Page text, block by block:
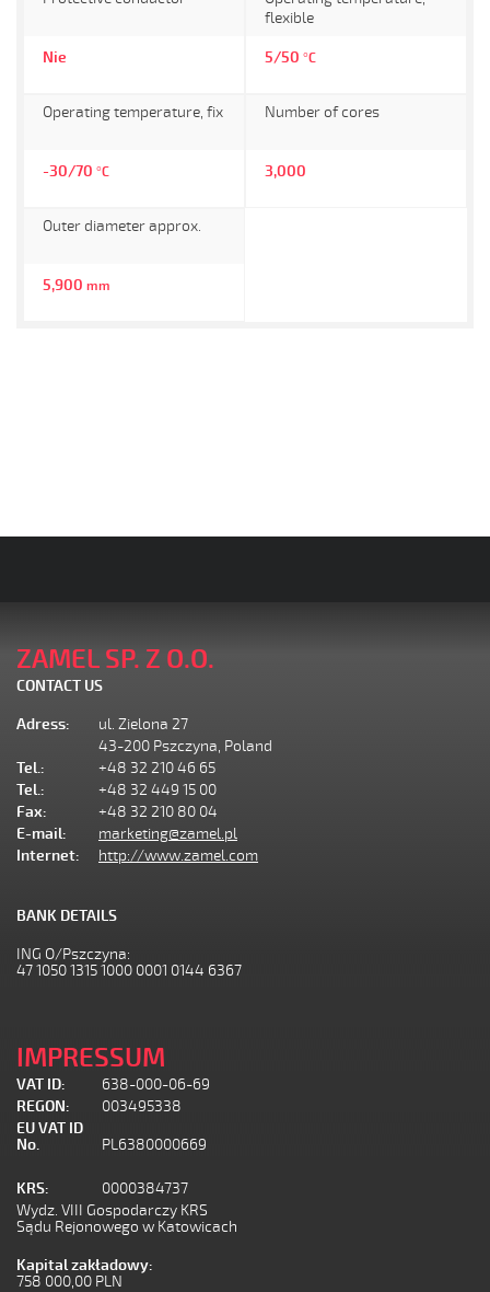
Nie
flexible
5/50 °C
Operating temperature, fix
-30/70 °C
Number of cores
3,000
Outer diameter approx.
5,900 mm
ZAMEL SP. Z O.O.
CONTACT US
Adress:
ul. Zielona 27
43-200 Pszczyna, Poland
Tel.:
+48 32 210 46 65
Tel.:
+48 32 449 15 00
Fax:
+48 32 210 80 04
E-mail:
marketing@zamel.pl
Internet:
http://www.zamel.com
BANK DETAILS
ING O/Pszczyna:
47 1050 1315 1000 0001 0144 6367
IMPRESSUM
VAT ID:
638-000-06-69
REGON:
003495338
EU VAT ID
No.
PL6380000669
KRS:
0000384737
Wydz. VIII Gospodarczy KRS
Sądu Rejonowego w Katowicach
Kapital zakładowy:
758 000,00 PLN